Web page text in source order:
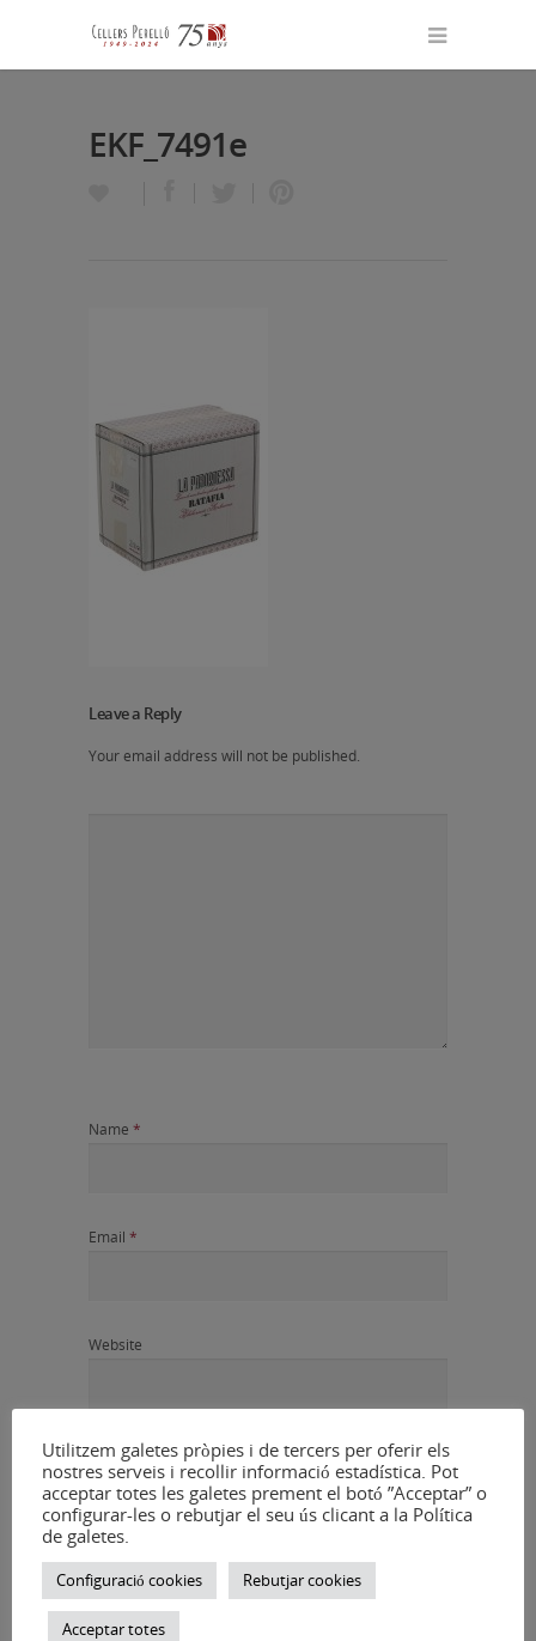
EKF_7491e
Leave a Reply
Your email address will not be published.
Name *
Email *
Website
Desa el meu nom, correu electrònic i lloc web en
aquest navegador per a la pròxima vegada que
comenti.
Utilitzem galetes pròpies i de tercers per oferir els
nostres serveis i recollir informació estadística. Pot
acceptar totes les galetes prement el botó ”Acceptar” o
configurar-les o rebutjar el seu ús clicant a la Política
de galetes.
Configuració cookies Rebutjar cookies
Acceptar totes